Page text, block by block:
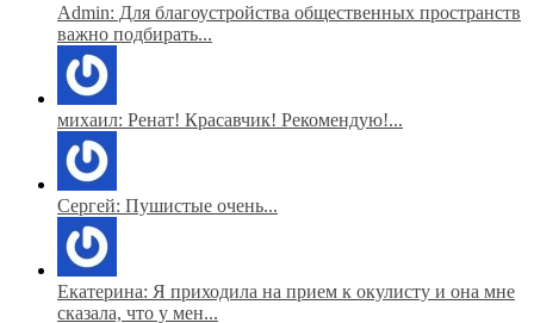
Admin: Для благоустройства общественных пространств
важно подбирать...
михаил: Ренат! Красавчик! Рекомендую!...
Сергей: Пушистые очень...
Екатерина: Я приходила на прием к окулисту и она мне
сказала, что у мен...